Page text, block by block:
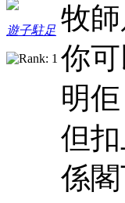
遊子駐足 牧
你
明
但
係